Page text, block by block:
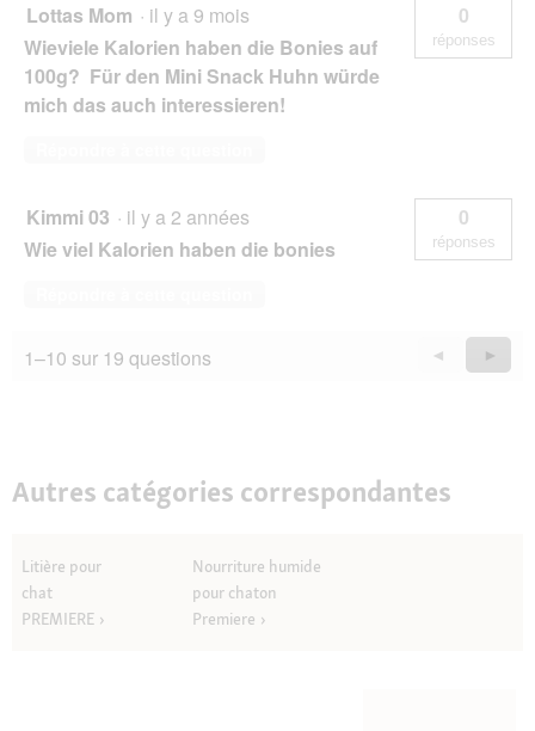
Lottas Mom · il y a 9 mois
Wieviele Kalorien haben die Bonies auf
100g? Für den Mini Snack Huhn würde
mich das auch interessieren!
0
réponses
Kimmi 03 · il y a 2 années
Wie viel Kalorien haben die bonies
0
réponses
1–10 sur 19 questions
Précédent
Questions
◄ ►
Autres catégories correspondantes
Litière pour
chat
PREMIERE
Nourriture humide
pour chaton
Premiere